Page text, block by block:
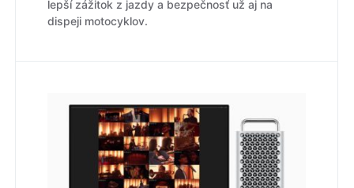
lepší zážitok z jazdy a bezpečnosť už aj na
dispeji motocyklov.